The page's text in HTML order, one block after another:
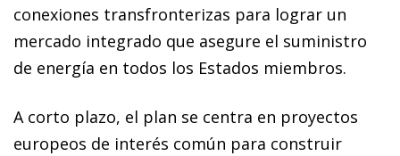
conexiones transfronterizas para lograr un
mercado integrado que asegure el suministro
de energía en todos los Estados miembros.
A corto plazo, el plan se centra en proyectos
europeos de interés común para construir